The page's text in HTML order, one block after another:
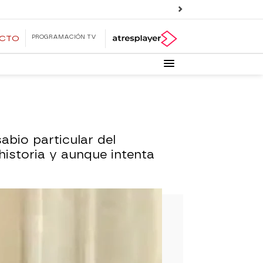
PROGRAMACIÓN TV
particular del
y aunque intenta